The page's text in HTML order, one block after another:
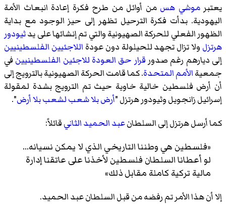
يعتبرموشي هس من أوائل من طرح فكرة إعادة انبعاث الأمة
اليهودية. بدأت فكرة الترحيل تظهر إلى حيز الوجود مع بداية
الظهور الفعلي للحركة الصهيونيةوالتي تم إنشائها على يدثيودور
هرتزل ولا تزال تجهد للحيلولة دون عودة اللاجئيين الفلسطينيين
إلى ديارهم رغم صدور قرار حق العودة للاجئين الفلسطينيينفي
جمعيةالأمم المتحدة. كما قامت الحركة الصهيونية بالترويج إلى
أن أرض فلسطين خالية خاوية حيث تم الترويج بشدة لمقولة
إسرائيل زانجويلوثيودور هرتزل "أرض بلا شعب لشعب بلا أرض".
كما أرسل هرتزل إلى السلطانعبد الحميد الثانيقائلاً:
«فلسطين هي وطننا التاريخي الذي لا يمكن نسيانه...
لو أعطانا السلطان فلسطين لأخذنا على عاتقنا إدارة
مالية تركية كاملة مقابل ذلك»
إلا أن هذا الأمر تم رفضه من قبل السلطان عبد الحميد.